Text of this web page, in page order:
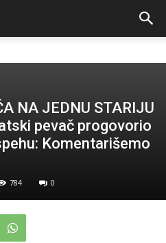
NA JEDNU STARIJU
pevač progovorio
Komentarišemo
784 0